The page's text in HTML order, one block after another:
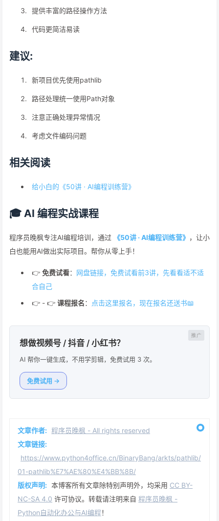
提供丰富的路径操作方法
代码更简洁易读
建议:
新项目优先使用pathlib
路径处理统一使用Path对象
注意正确处理异常情况
考虑文件编码问题
相关阅读
给小白的《50讲 · AI编程训练营》
🎓 AI 编程实战课程
程序员晚枫专注AI编程培训，通过 《50讲 · AI编程训练营》 ，让小
白也能用AI做出实际项目。帮你从零上手！
👉 免费试看： 网盘链接，免费试看前3讲，先看看适不适
合自己
👉 - 👉 课程报名： 点击这里报名，现在报名还送书📖
想做视频号 / 抖音 / 小红书？
AI 帮你一键生成，不用学剪辑，免费试用 3 次。
免费试用 →
文章作者: 程序员晚枫 - All rights reserved
文章链接:
https://www.python4office.cn/BinaryBang/arkts/pathlib/
01-pathlib%E7%AE%80%E4%BB%8B/
版权声明: 本博客所有文章除特别声明外，均采用 CC BY-
NC-SA 4.0 许可协议。转载请注明来自 程序员晚枫 -
Python自动化办公与AI编程！